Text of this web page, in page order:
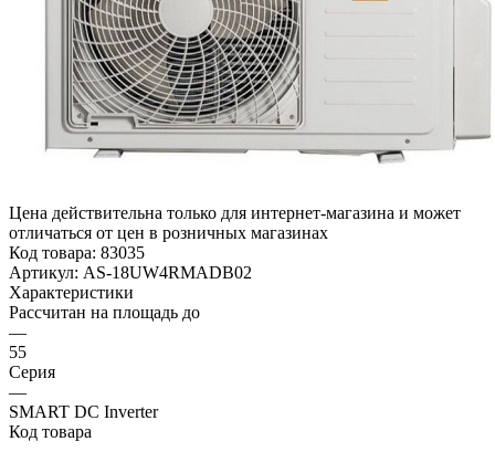
Цена действительна только для интернет-магазина и может
отличаться от цен в розничных магазинах
Код товара: 83035
Артикул: AS-18UW4RMADB02
Характеристики
Рассчитан на площадь до
—
55
Серия
—
SMART DC Inverter
Код товара